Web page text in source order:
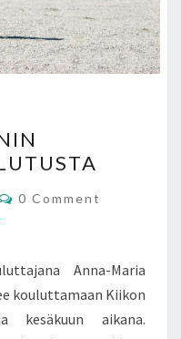
Comments
0 Comment
Anna-Maria
kouluttamaan Kiikon
kesäkuun aikana.